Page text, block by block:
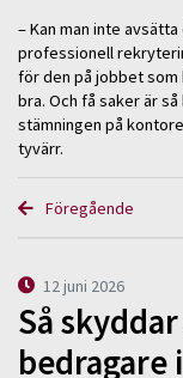
– Kan man inte
professionell
för den på jobbet som
bra. Och få saker är
stämningen på
tyvärr.
Föregående
12 juni 2026
Så
bedragare